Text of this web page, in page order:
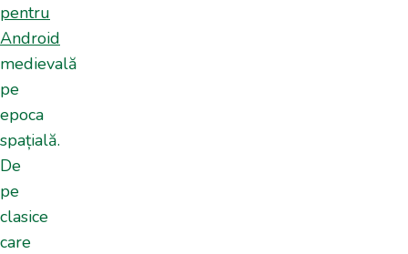
pentru
Android
medievală
pe
epoca
spațială.
De
pe
clasice
care